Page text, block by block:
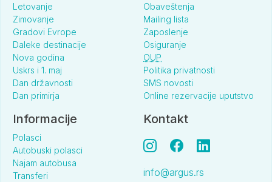
Letovanje
Zimovanje
Gradovi Evrope
Daleke destinacije
Nova godina
Uskrs i 1. maj
Dan državnosti
Dan primirja
Obaveštenja
Mailing lista
Zaposlenje
Osiguranje
OUP
Politika privatnosti
SMS novosti
Online rezervacije uputstvo
Informacije
Polasci
Autobuski polasci
Najam autobusa
Transferi
Kontakt
info@argus.rs